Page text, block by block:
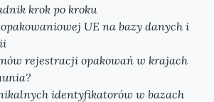
krok po kroku
UE na bazy danych i
rejestracji opakowań w krajach
identyfikatorów w bazach